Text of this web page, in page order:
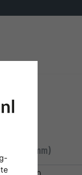
(1 mm)